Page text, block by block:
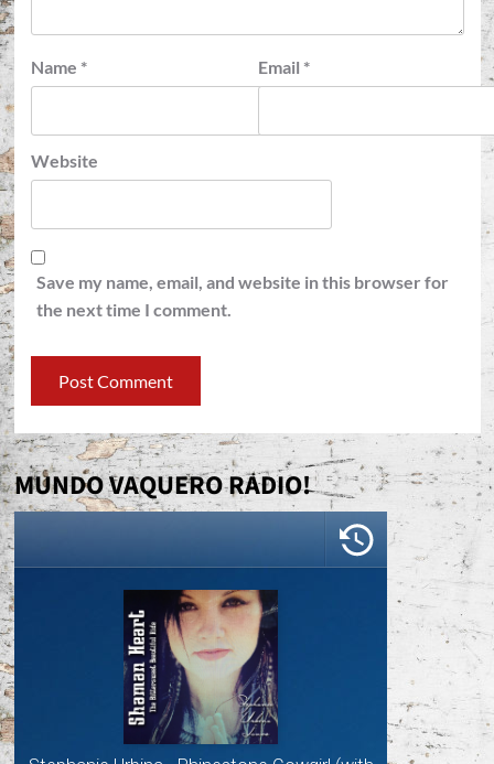
Name * Email *
Website
Save my name, email, and website in this browser for
the next time I comment.
MUNDO VAQUERO RADIO!